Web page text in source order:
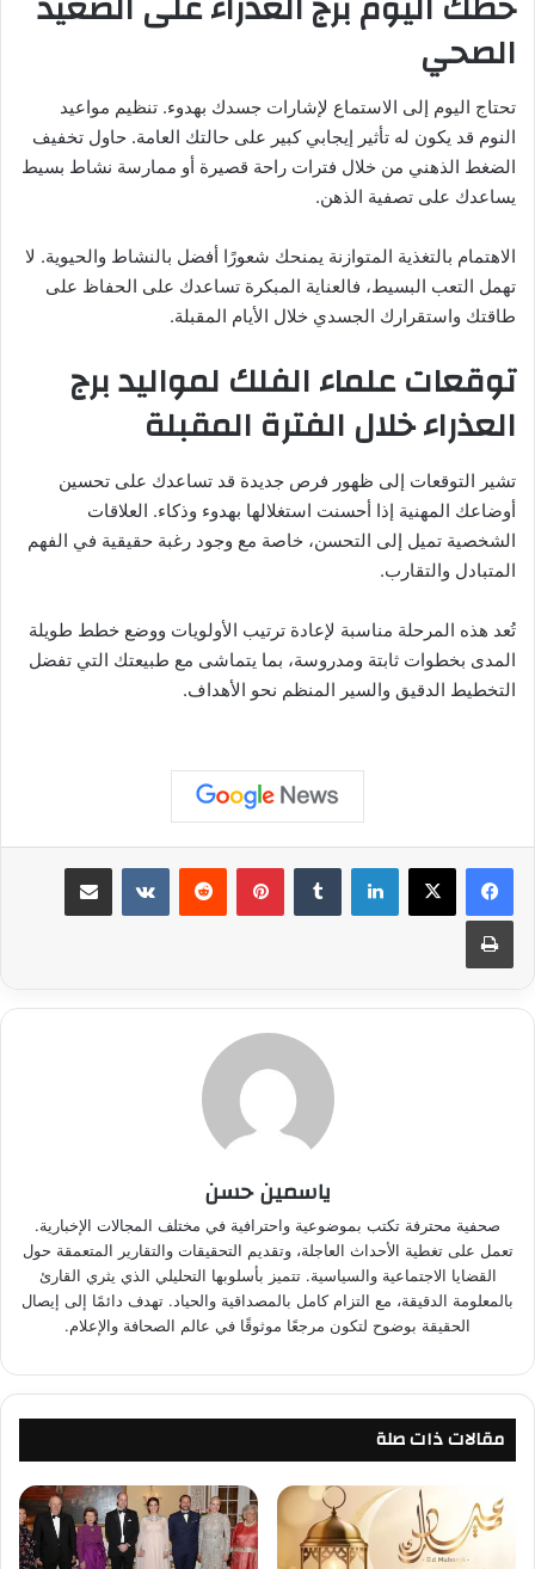
الصحي
تحتاج اليوم إلى الاستماع لإشارات جسدك بهدوء. تنظيم مواعيد
النوم قد يكون له تأثير إيجابي كبير على حالتك العامة. حاول تخفيف
الضغط الذهني من خلال فترات راحة قصيرة أو ممارسة نشاط بسيط
يساعدك على تصفية الذهن.
الاهتمام بالتغذية المتوازنة يمنحك شعورًا أفضل بالنشاط والحيوية. لا
تهمل التعب البسيط، فالعناية المبكرة تساعدك على الحفاظ على
طاقتك واستقرارك الجسدي خلال الأيام المقبلة.
توقعات علماء الفلك لمواليد برج
العذراء خلال الفترة المقبلة
تشير التوقعات إلى ظهور فرص جديدة قد تساعدك على تحسين
أوضاعك المهنية إذا أحسنت استغلالها بهدوء وذكاء. العلاقات
الشخصية تميل إلى التحسن، خاصة مع وجود رغبة حقيقية في الفهم
المتبادل والتقارب.
تُعد هذه المرحلة مناسبة لإعادة ترتيب الأولويات ووضع خطط طويلة
المدى بخطوات ثابتة ومدروسة، بما يتماشى مع طبيعتك التي تفضل
التخطيط الدقيق والسير المنظم نحو الأهداف.
لينكدإن بينتيريست مشاركة عبر البريد
طباعة
ياسمين حسن
صحفية محترفة تكتب بموضوعية واحترافية في مختلف المجالات الإخبارية.
تعمل على تغطية الأحداث العاجلة، وتقديم التحقيقات والتقارير المتعمقة حول
القضايا الاجتماعية والسياسية. تتميز بأسلوبها التحليلي الذي يثري القارئ
بالمعلومة الدقيقة، مع التزام كامل بالمصداقية والحياد. تهدف دائمًا إلى إيصال
الحقيقة بوضوح لتكون مرجعًا موثوقًا في عالم الصحافة والإعلام.
مقالات ذات صلة